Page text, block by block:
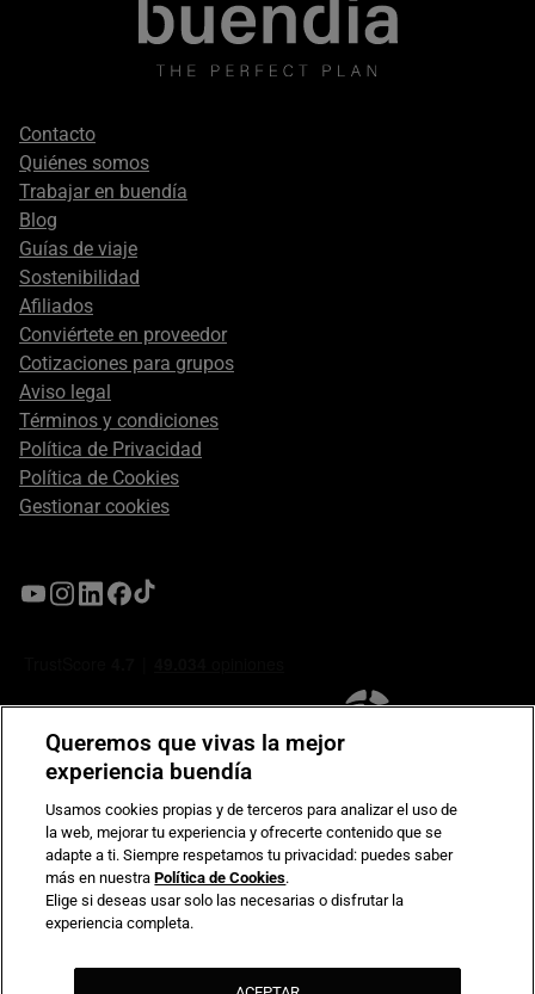
Footer
secondary
Contacto
Quiénes somos
Trabajar en buendía
Blog
Guías de viaje
Sostenibilidad
Afiliados
Conviértete en proveedor
Cotizaciones para grupos
Aviso legal
Términos y condiciones
Política de Privacidad
Política de Cookies
Gestionar cookies
Compromiso de seguridad en pagos electrónicos
Queremos que vivas la mejor
experiencia buendía
Usamos cookies propias y de terceros para analizar el uso de
la web, mejorar tu experiencia y ofrecerte contenido que se
adapte a ti. Siempre respetamos tu privacidad: puedes saber
más en nuestraPolítica de Cookies.
Elige si deseas usar solo las necesarias o disfrutar la
experiencia completa.